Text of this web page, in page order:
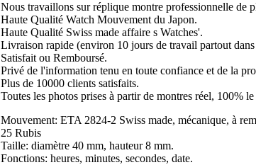
Nous travaillons sur réplique montre professionnelle de
Haute Qualité Watch Mouvement du Japon.
Haute Qualité Swiss made affaire s Watches'.
Livraison rapide (environ 10 jours de travail partout
Satisfait ou Remboursé.
Privé de l'information tenu en toute confiance et de la
Plus de 10000 clients satisfaits.
Toutes les photos prises à partir de montres réel, 100%
Mouvement: ETA 2824-2 Swiss made, mécanique, à
25 Rubis
Taille: diamètre 40 mm, hauteur 8 mm.
Fonctions: heures, minutes, secondes, date.